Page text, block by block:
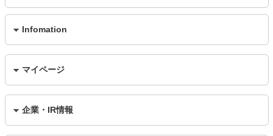
Infomation
マイページ
企業・IR情報